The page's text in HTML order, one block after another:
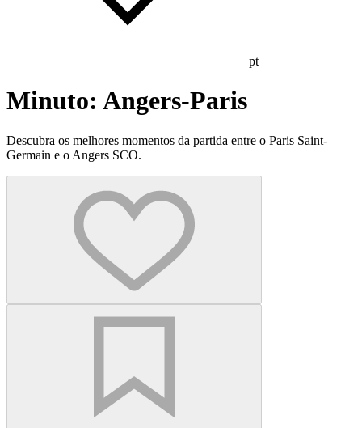
pt
Minuto: Angers-Paris
Descubra os melhores momentos da partida entre o Paris Saint-
Germain e o Angers SCO.